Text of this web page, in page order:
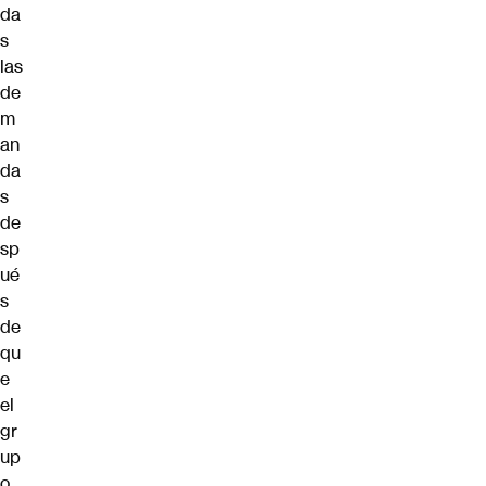
da
s
las
de
m
an
da
s
de
sp
ué
s
de
qu
e
el
gr
up